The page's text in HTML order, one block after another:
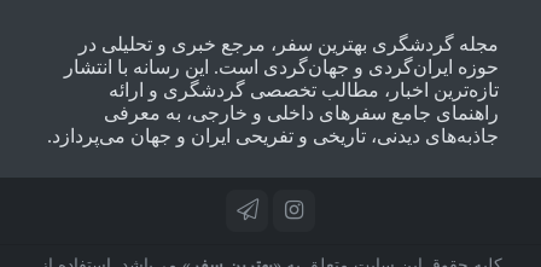
مجله گردشگری بهترین سفر، مرجع خبری و تحلیلی در
حوزه ایران‌گردی و جهان‌گردی است. این رسانه با انتشار
تازه‌ترین اخبار، مطالب تخصصی گردشگری و ارائه
راهنمای جامع سفرهای داخلی و خارجی، به معرفی
جاذبه‌های دیدنی، تاریخی و تفریحی ایران و جهان می‌پردازد.